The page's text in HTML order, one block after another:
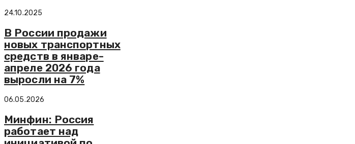
24.10.2025
В России продажи
новых транспортных
средств в январе-
апреле 2026 года
выросли на 7%
06.05.2026
Минфин: Россия
работает над